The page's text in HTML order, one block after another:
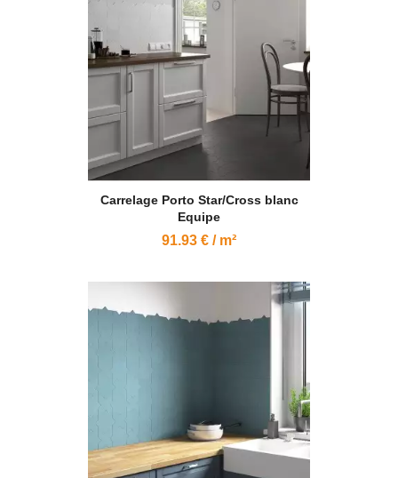
Carrelage Porto Star/Cross blanc
Equipe
91.93 € / m²